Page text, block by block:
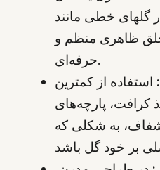
گلهای خطی مانند
ظاهری منظم و
حرفه‌ای.
استفاده از کمترین
کرافت، پارچه‌های
شفاف، به شکلی که